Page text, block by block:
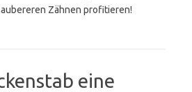
Zähnen profitieren!
eine